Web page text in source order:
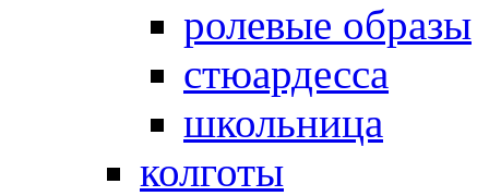
ролевые образы
стюардесса
школьница
колготы